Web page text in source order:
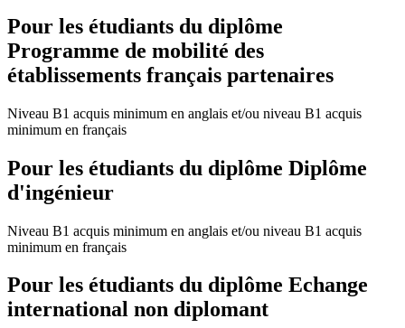
Pour les étudiants du diplôme
Programme de mobilité des
établissements français partenaires
Niveau B1 acquis minimum en anglais et/ou niveau B1 acquis
minimum en français
Pour les étudiants du diplôme Diplôme
d'ingénieur
Niveau B1 acquis minimum en anglais et/ou niveau B1 acquis
minimum en français
Pour les étudiants du diplôme Echange
international non diplomant